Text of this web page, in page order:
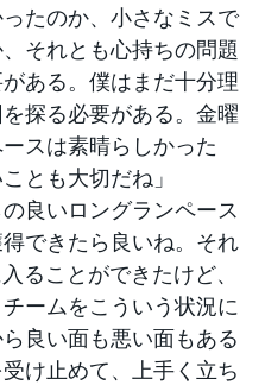
たのか、小さなミスで
それとも心持ちの問題
ある。僕はまだ十分理
探る必要がある。金曜
スは素晴らしかった
とも大切だね」
良いロングランペース
できたら良いね。それ
ることができたけど、
ームをこういう状況に
良い面も悪い面もある
け止めて、上手く立ち